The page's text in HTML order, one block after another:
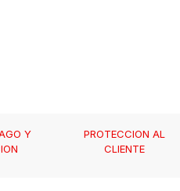
Y
PROTECCION AL
CLIENTE